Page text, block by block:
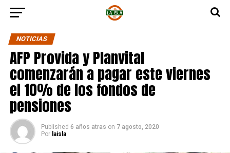
NOTICIAS
AFP Provida y Planvital
comenzarán a pagar este viernes
el 10% de los fondos de
pensiones
Published 6 años atras on 7 agosto, 2020
Por laisla